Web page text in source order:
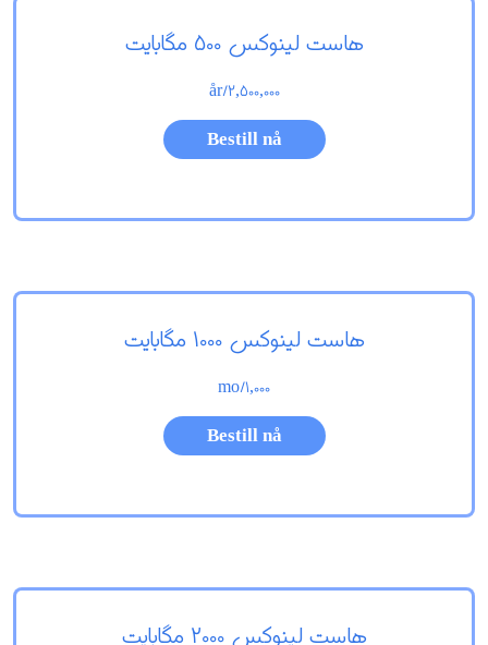
هاست لینوکس 500 مگابایت
2,500,000
/år
Bestill nå
هاست لینوکس 1000 مگابایت
1,000
/mo
Bestill nå
هاست لینوکس 2000 مگابایت